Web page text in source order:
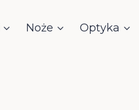
Noże Optyka